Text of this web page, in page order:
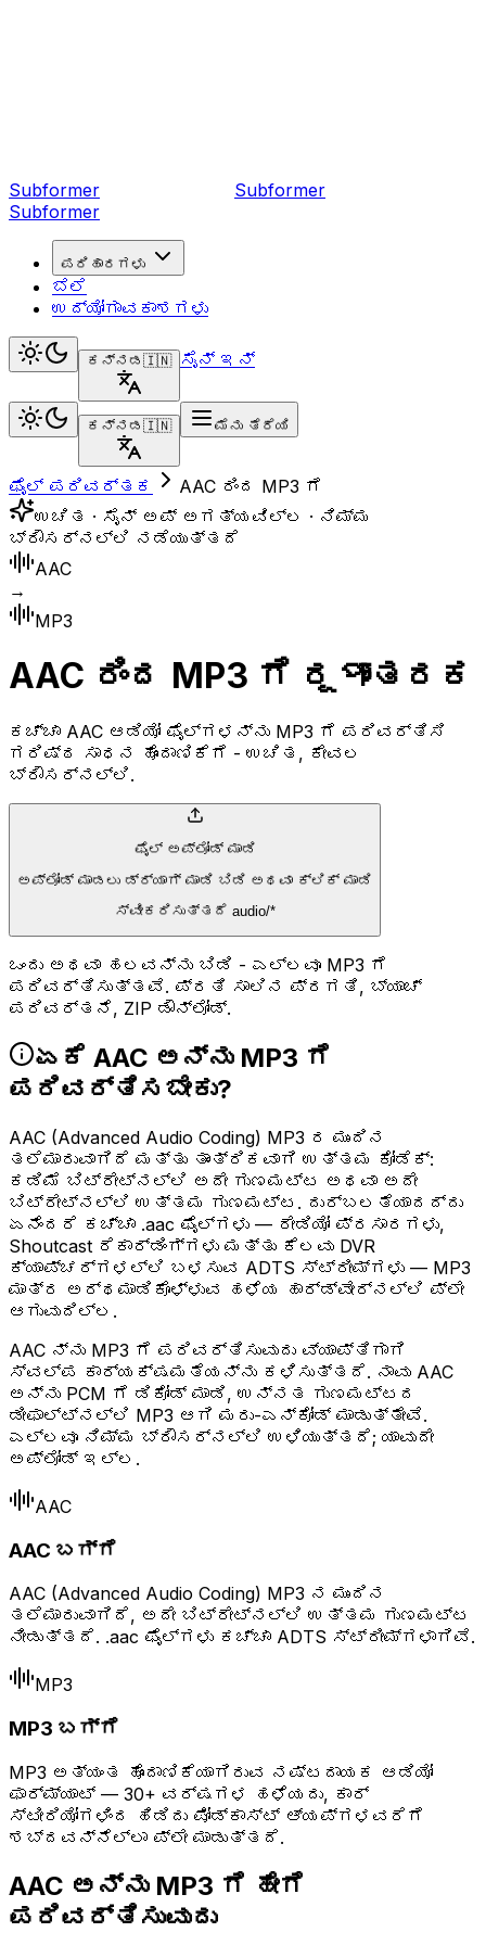
Subformer Subformer
Subformer
ಪರಿಹಾರಗಳು
ಬೆಲೆ
ಉದ್ಯೋಗಾವಕಾಶಗಳು
ಕನ್ನಡ 🇮🇳 ಸೈನ್ ಇನ್
ಕನ್ನಡ 🇮🇳 ಮೆನು ತೆರೆಯಿ
ಫೈಲ್ ಪರಿವರ್ತಕ
AAC ರಿಂದ MP3 ಗೆ
ಉಚಿತ · ಸೈನ್ ಅಪ್ ಅಗತ್ಯವಿಲ್ಲ · ನಿಮ್ಮ
ಬ್ರೌಸರ್‌ನಲ್ಲಿ ನಡೆಯುತ್ತದೆ
AAC
→
MP3
AAC ರಿಂದ MP3 ಗೆ ರূপಾಂತರಕ
ಕಚ್ಚಾ AAC ಆಡಿಯೋ ಫೈಲ್‌ಗಳನ್ನು MP3 ಗೆ ಪರಿವರ್ತಿಸಿ
ಗರಿಷ್ಠ ಸಾಧನ ಹೊಂದಾಣಿಕೆಗೆ - ಉಚಿತ, ಕೇವಲ
ಬ್ರೌಸರ್‌ನಲ್ಲಿ.
ಫೈಲ್ ಅಪ್ಲೋಡ್ ಮಾಡಿ
ಅಪ್‌ಲೋಡ್ ಮಾಡಲು ಡ್ರ್ಯಾಗ್ ಮಾಡಿ ಬಿಡಿ ಅಥವಾ ಕ್ಲಿಕ್ ಮಾಡಿ
ಸ್ವೀಕರಿಸುತ್ತದೆ audio/*
ಒಂದು ಅಥವಾ ಹಲವನ್ನು ಬಿಡಿ - ಎಲ್ಲವೂ MP3 ಗೆ
ಪರಿವರ್ತಿಸುತ್ತವೆ. ಪ್ರತಿ ಸಾಲಿನ ಪ್ರಗತಿ, ಬ್ಯಾಚ್
ಪರಿವರ್ತನೆ, ZIP ಡೌನ್‌ಲೋಡ್.
ಏಕೆ AAC ಅನ್ನು MP3 ಗೆ
ಪರಿವರ್ತಿಸಬೇಕು?
AAC (Advanced Audio Coding) MP3 ರ ಮುಂದಿನ
ತಲೆಮಾರುವಾಗಿದೆ ಮತ್ತು ತಾಂತ್ರಿಕವಾಗಿ ಉತ್ತಮ ಕೋಡೆಕ್:
ಕಡಿಮೆ ಬಿಟ್‌ರೇಟ್‌ನಲ್ಲಿ ಅದೇ ಗುಣಮಟ್ಟ ಅಥವಾ ಅದೇ
ಬಿಟ್‌ರೇಟ್‌ನಲ್ಲಿ ಉತ್ತಮ ಗುಣಮಟ್ಟ. ದುರ್ಬಲತೆಯಾದದ್ದು
ಏನೆಂದರೆ ಕಚ್ಚಾ .aac ಫೈಲ್‌ಗಳು — ರೇಡಿಯೋ ಪ್ರಸಾರಗಳು,
Shoutcast ರೆಕಾರ್ಡಿಂಗ್‌ಗಳು ಮತ್ತು ಕೆಲವು DVR
ಕ್ಯಾಪ್ಚರ್‌ಗಳಲ್ಲಿ ಬಳಸುವ ADTS ಸ್ಟ್ರೀಮ್‌ಗಳು — MP3
ಮಾತ್ರ ಅರ್ಥಮಾಡಿಕೊಳ್ಳುವ ಹಳೆಯ ಹಾರ್ಡ್‌ವೇರ್‌ನಲ್ಲಿ ಪ್ಲೇ
ಆಗುವುದಿಲ್ಲ.
AAC ನ್ನು MP3 ಗೆ ಪರಿವರ್ತಿಸುವುದು ವ್ಯಾಪ್ತಿಗಾಗಿ
ಸ್ವಲ್ಪ ಕಾರ್ಯಕ್ಷಮತೆಯನ್ನು ಕಳಿಸುತ್ತದೆ. ನಾವು AAC
ಅನ್ನು PCM ಗೆ ಡಿಕೋಡ್ ಮಾಡಿ, ಉನ್ನತ ಗುಣಮಟ್ಟದ
ಡೀಫಾಲ್ಟ್‌ನಲ್ಲಿ MP3 ಆಗಿ ಮರು-ಎನ್‌ಕೋಡ್ ಮಾಡುತ್ತೇವೆ.
ಎಲ್ಲವೂ ನಿಮ್ಮ ಬ್ರೌಸರ್‌ನಲ್ಲಿ ಉಳಿಯುತ್ತದೆ; ಯಾವುದೇ
ಅಪ್‌ಲೋಡ್ ಇಲ್ಲ.
AAC
AAC ಬಗ್ಗೆ
AAC (Advanced Audio Coding) MP3 ನ ಮುಂದಿನ
ತಲೆಮಾರುವಾಗಿದೆ, ಅದೇ ಬಿಟ್‌ರೇಟ್‌ನಲ್ಲಿ ಉತ್ತಮ ಗುಣಮಟ್ಟ
ನೀಡುತ್ತದೆ. .aac ಫೈಲ್‌ಗಳು ಕಚ್ಚಾ ADTS ಸ್ಟ್ರೀಮ್‌ಗಳಾಗಿವೆ.
MP3
MP3 ಬಗ್ಗೆ
MP3 ಅತ್ಯಂತ ಹೊಂದಾಣಿಕೆಯಾಗಿರುವ ನಷ್ಟದಾಯಕ ಆಡಿಯೋ
ಫಾರ್ಮ್ಯಾಟ್ — 30+ ವರ್ಷಗಳ ಹಳೆಯದು, ಕಾರ್
ಸ್ಟೀರಿಯೋಗಳಿಂದ ಹಿಡಿದು ಪೋಡ್ಕಾಸ್ಟ್ ಆ್ಯಪ್‌ಗಳವರೆಗೆ
ಶಬ್ದವನ್ನೆಲ್ಲಾ ಪ್ಲೇ ಮಾಡುತ್ತದೆ.
AAC ಅನ್ನು MP3 ಗೆ ಹೇಗೆ
ಪರಿವರ್ತಿಸುವುದು